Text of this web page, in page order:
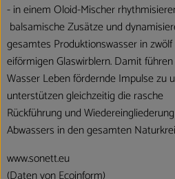
- in einem Oloid-Mischer
balsamische Zusätze und
gesamtes Produktionswasser in zwölf
eiförmigen Glaswirblern. Damit
Wasser Leben fördernde Impulse zu
unterstützen gleichzeitig die rasche
Rückführung und
Abwassers in den gesamten
www.sonett.eu